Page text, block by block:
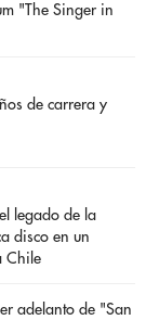
"The Singer in
de carrera y
legado de la
disco en un
Chile
adelanto de "San